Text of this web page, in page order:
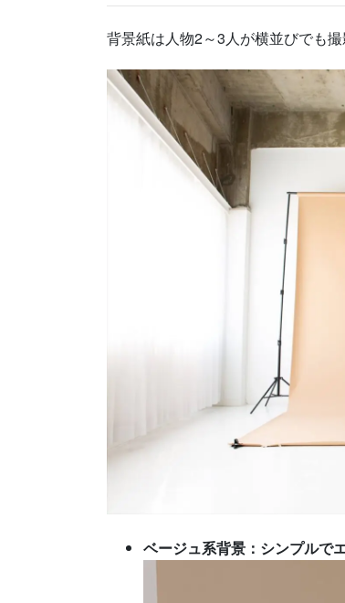
背景紙は人物2～3人が横並びでも
ベージュ系背景：シンプルで